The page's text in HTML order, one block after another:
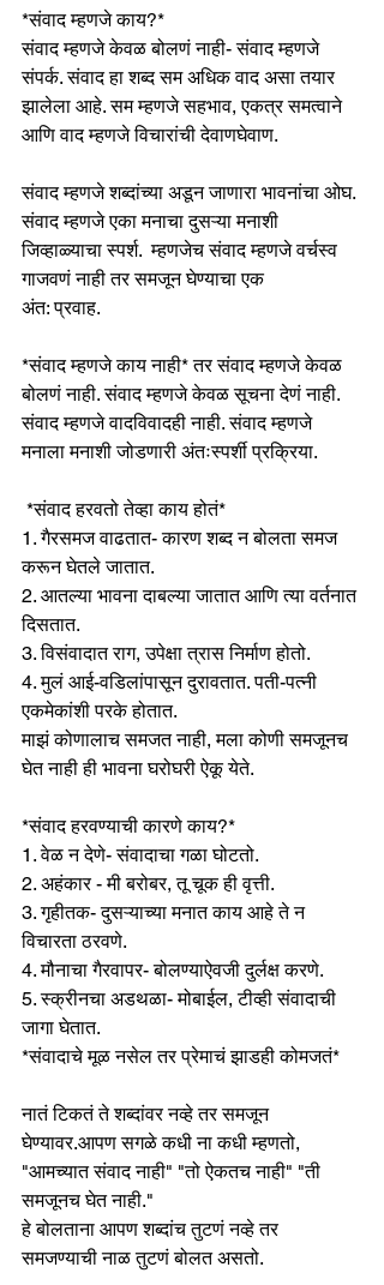
*संवाद म्हणजे काय?*
संवाद म्हणजे केवळ बोलणं नाही- संवाद म्हणजे
संपर्क. संवाद हा शब्द सम अधिक वाद असा तयार
झालेला आहे. सम म्हणजे सहभाव, एकत्र समत्वाने
आणि वाद म्हणजे विचारांची देवाणघेवाण.
संवाद म्हणजे शब्दांच्या अडून जाणारा भावनांचा ओघ.
संवाद म्हणजे एका मनाचा दुसऱ्या मनाशी
जिव्हाळ्याचा स्पर्श.  म्हणजेच संवाद म्हणजे वर्चस्व
गाजवणं नाही तर समजून घेण्याचा एक
अंत: प्रवाह.
*संवाद म्हणजे काय नाही* तर संवाद म्हणजे केवळ
बोलणं नाही. संवाद म्हणजे केवळ सूचना देणं नाही.
संवाद म्हणजे वादविवादही नाही. संवाद म्हणजे
मनाला मनाशी जोडणारी अंतःस्पर्शी प्रक्रिया.
*संवाद हरवतो तेव्हा काय होतं*
1. गैरसमज वाढतात- कारण शब्द न बोलता समज
करून घेतले जातात.
2. आतल्या भावना दाबल्या जातात आणि त्या वर्तनात
दिसतात.
3. विसंवादात राग, उपेक्षा त्रास निर्माण होतो.
4. मुलं आई-वडिलांपासून दुरावतात. पती-पत्नी
एकमेकांशी परके होतात.
माझं कोणालाच समजत नाही, मला कोणी समजूनच
घेत नाही ही भावना घरोघरी ऐकू येते.
*संवाद हरवण्याची कारणे काय?*
1. वेळ न देणे- संवादाचा गळा घोटतो.
2. अहंकार - मी बरोबर, तू चूक ही वृत्ती.
3. गृहीतक- दुसऱ्याच्या मनात काय आहे ते न
विचारता ठरवणे.
4. मौनाचा गैरवापर- बोलण्याऐवजी दुर्लक्ष करणे.
5. स्क्रीनचा अडथळा- मोबाईल, टीव्ही संवादाची
जागा घेतात.
*संवादाचे मूळ नसेल तर प्रेमाचं झाडही कोमजतं*
नातं टिकतं ते शब्दांवर नव्हे तर समजून
घेण्यावर.आपण सगळे कधी ना कधी म्हणतो,
"आमच्यात संवाद नाही" "तो ऐकतच नाही" "ती
समजूनच घेत नाही."
हे बोलताना आपण शब्दांच तुटणं नव्हे तर
समजण्याची नाळ तुटणं बोलत असतो.